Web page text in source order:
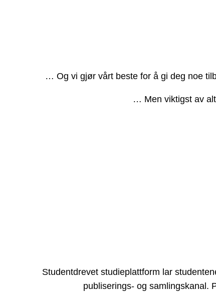
… Og vi gjør vårt beste for å gi deg noe
… Men viktigst av
Studentdrevet studieplattform lar
publiserings- og samlingskanal.